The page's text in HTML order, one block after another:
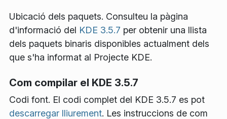
Ubicació dels paquets. Consulteu la pàgina
d'informació del KDE 3.5.7 per obtenir una llista
dels paquets binaris disponibles actualment dels
que s'ha informat al Projecte KDE.
Com compilar el KDE 3.5.7
Codi font. El codi complet del KDE 3.5.7 es pot
descarregar lliurement. Les instruccions de com